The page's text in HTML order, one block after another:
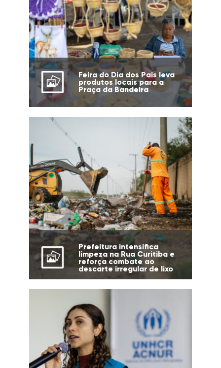
Feira do Dia dos Pais leva
produtos locais para a
Praça da Bandeira
Prefeitura intensifica
limpeza na Rua Curitiba e
reforça combate ao
descarte irregular de lixo